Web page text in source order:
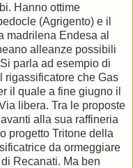
Hanno ottime
(Agrigento) e il
madrilena Endesa al
alleanze possibili
parla ad esempio di
rigassificatore che Gas
il quale a fine giugno il
libera. Tra le proposte
alla sua raffineria
progetto Tritone della
da ormeggiare
Recanati. Ma ben